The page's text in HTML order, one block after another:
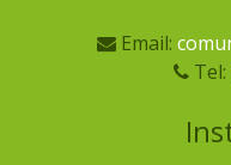
Email:
Tel: